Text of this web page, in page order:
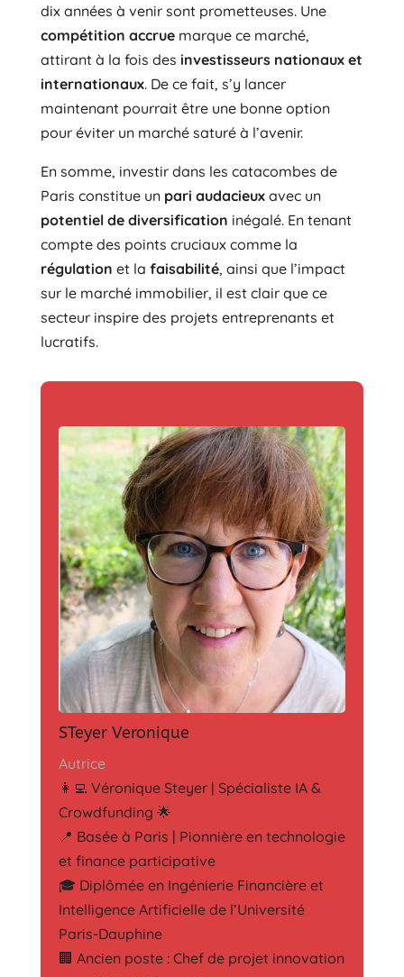
dix années à venir sont prometteuses. Une
compétition accruemarque ce marché,
attirant à la fois des investisseurs nationaux et
internationaux. De ce fait, s’y lancer
maintenant pourrait être une bonne option
pour éviter un marché saturé à l’avenir.
En somme, investir dans les catacombes de
Paris constitue un pari audacieuxavec un
potentiel de diversification inégalé. En tenant
compte des points cruciaux comme la
régulation et la faisabilité, ainsi que l’impact
sur le marché immobilier, il est clair que ce
secteur inspire des projets entreprenants et
lucratifs.
STeyer Veronique
Autrice
👩‍💻 Véronique Steyer | Spécialiste IA &
Crowdfunding 🌟
📍 Basée à Paris | Pionnière en technologie
et finance participative
🎓 Diplômée en Ingénierie Financière et
Intelligence Artificielle de l’Université
Paris-Dauphine
🏢 Ancien poste : Chef de projet innovation